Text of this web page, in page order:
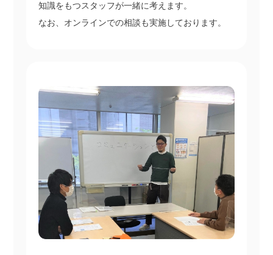
知識をもつスタッフが一緒に考えます。
なお、オンラインでの相談も実施しております。